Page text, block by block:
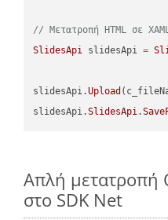
// Μετατροπή HTML σε
SlidesApi slidesApi =
slidesApi.Upload
slidesApi.SlidesApi.
Απλή μετατροπή
στο SDK Net